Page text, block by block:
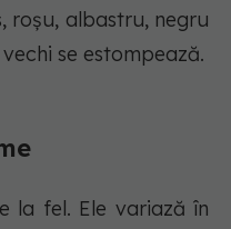
roșu, albastru, negru
se estompează.
la fel. Ele variază în